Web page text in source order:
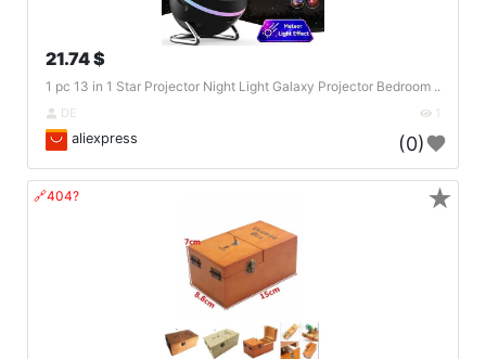
21.74 $
1 pc 13 in 1 Star Projector Night Light Galaxy Projector Bedroom ..
DE 1
aliexpress (0)
🔗404? ★